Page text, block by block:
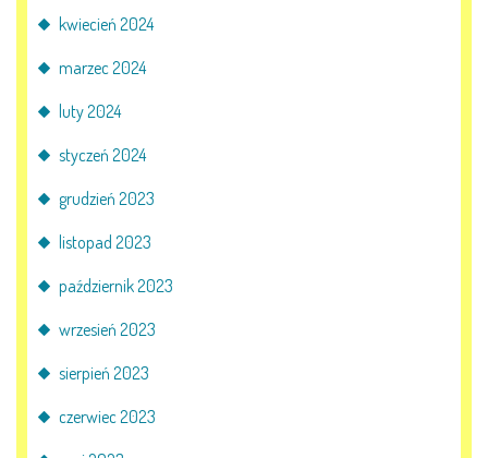
kwiecień 2024
marzec 2024
luty 2024
styczeń 2024
grudzień 2023
listopad 2023
październik 2023
wrzesień 2023
sierpień 2023
czerwiec 2023